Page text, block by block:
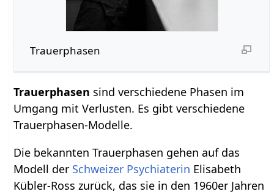
Trauerphasen
Trauerphasen sind verschiedene Phasen im
Umgang mit Verlusten. Es gibt verschiedene
Trauerphasen-Modelle.
Die bekannten Trauerphasen gehen auf das
Modell der Schweizer Psychiaterin Elisabeth
Kübler-Ross zurück, das sie in den 1960er Jahren